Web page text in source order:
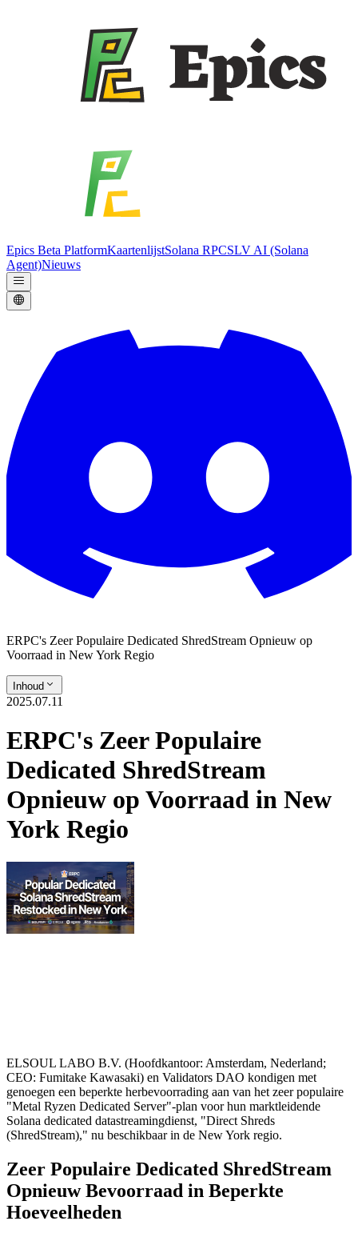
Epics Beta PlatformKaartenlijstSolana RPCSLV AI (Solana
Agent)Nieuws
ERPC's Zeer Populaire Dedicated ShredStream Opnieuw op
Voorraad in New York Regio
Inhoud
2025.07.11
ERPC's Zeer Populaire
Dedicated ShredStream
Opnieuw op Voorraad in New
York Regio
ELSOUL LABO B.V. (Hoofdkantoor: Amsterdam, Nederland;
CEO: Fumitake Kawasaki) en Validators DAO kondigen met
genoegen een beperkte herbevoorrading aan van het zeer populaire
"Metal Ryzen Dedicated Server"-plan voor hun marktleidende
Solana dedicated datastreamingdienst, "Direct Shreds
(ShredStream)," nu beschikbaar in de New York regio.
Zeer Populaire Dedicated ShredStream
Opnieuw Bevoorraad in Beperkte
Hoeveelheden